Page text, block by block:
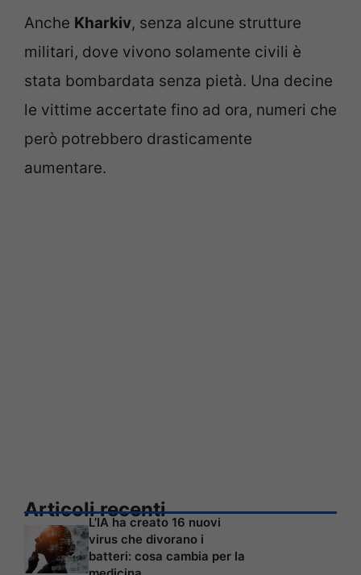
Anche Kharkiv, senza alcune strutture
militari, dove vivono solamente civili è
stata bombardata senza pietà. Una decine
le vittime accertate fino ad ora, numeri che
però potrebbero drasticamente
aumentare.
Articoli recenti
L’IA ha creato 16 nuovi
virus che divorano i
batteri: cosa cambia per la